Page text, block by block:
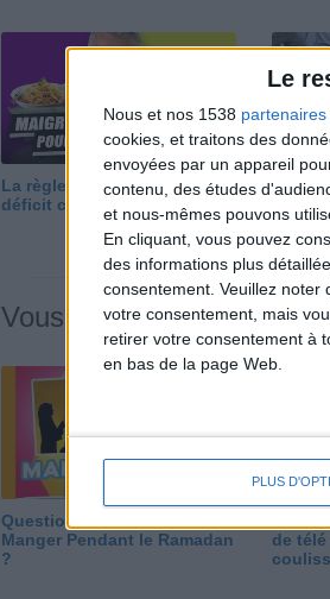
Le
Nous et nos 1538 partenaires
cookies, et traitons des
envoyées par un appareil
contenu, des études
et nous-mêmes pouvons
En cliquant, vous pouvez
des informations plus
consentement. Veuillez noter
votre consentement, mais
retirer votre consentement à
en bas de la page Web.
PLUS
La règle N°1 pour maigrir : le
déficit calorique
Perdre
est
Vous m'avez demandé
Question/Réponse : Que
Manger Pendant le Ramadan
?
de